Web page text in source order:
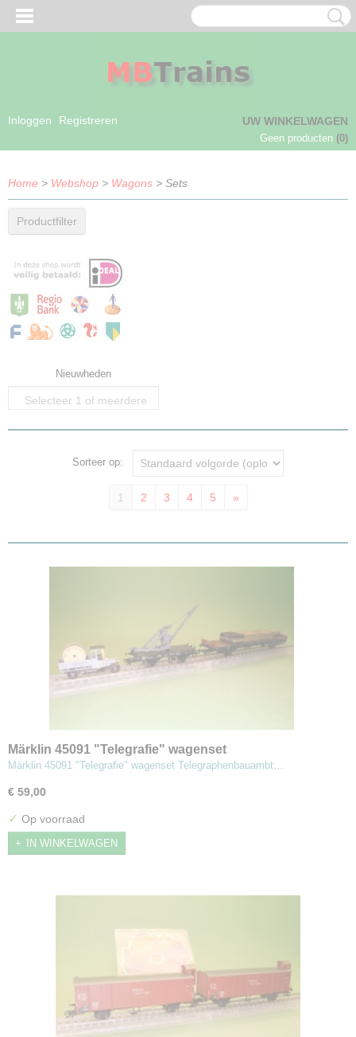
Inloggen Registreren UW WINKELWAGEN
Geen producten (0)
Home > Webshop > Wagons > Sets
Productfilter
Nieuwheden
Selecteer 1 of meerdere
Sorteer op:
1 2 3 4 5 »
Märklin 45091 "Telegrafie" wagenset
Märklin 45091 "Telegrafie" wagenset Telegraphenbauambt…
€ 59,00
✓ Op voorraad
IN WINKELWAGEN